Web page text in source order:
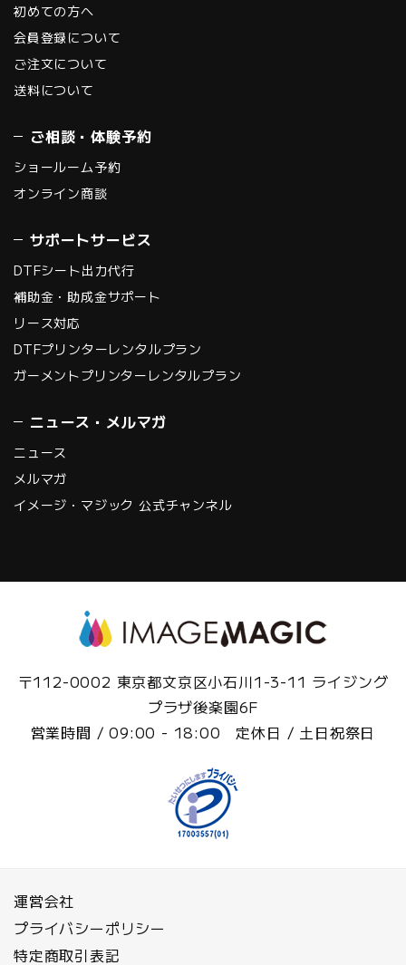
初めての方へ
会員登録について
ご注文について
送料について
ご相談・体験予約
ショールーム予約
オンライン商談
サポートサービス
DTFシート出力代行
補助金・助成金サポート
リース対応
DTFプリンターレンタルプラン
ガーメントプリンターレンタルプラン
ニュース・メルマガ
ニュース
メルマガ
イメージ・マジック 公式チャンネル
〒112-0002 東京都文京区小石川1-3-11 ライジング
プラザ後楽園6F
営業時間 / 09:00 - 18:00 定休日 / 土日祝祭日
運営会社
プライバシーポリシー
特定商取引表記